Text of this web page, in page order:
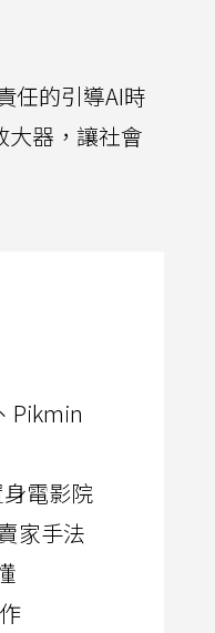
任的引導AI時
大器，讓社會
Pikmin
身電影院
家手法